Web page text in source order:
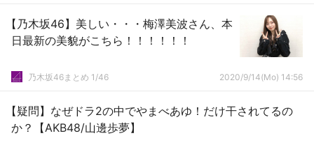
【乃木坂46】美しい・・・梅澤美波さん、本
日最新の美貌がこちら！！！！！！
乃木坂46まとめ 1/46 2020/9/14(Mo) 14:56
【疑問】なぜドラ2の中でやまべあゆ！だけ干されてるの
か？【AKB48/山邊歩夢】